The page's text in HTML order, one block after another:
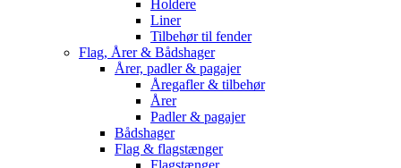
Holdere
Liner
Tilbehør til fender
Flag, Årer & Bådshager
Årer, padler & pagajer
Åregafler & tilbehør
Årer
Padler & pagajer
Bådshager
Flag & flagstænger